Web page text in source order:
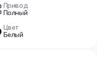
Привод
Полный
Цвет
Белый